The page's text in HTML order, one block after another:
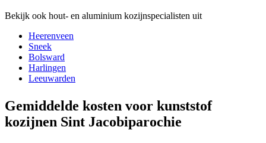
Bekijk ook hout- en aluminium kozijnspecialisten uit
Heerenveen
Sneek
Bolsward
Harlingen
Leeuwarden
Gemiddelde kosten voor kunststof
kozijnen Sint Jacobiparochie